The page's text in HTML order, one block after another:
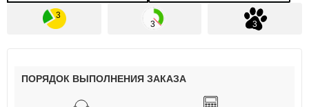
ПОРЯДОК ВЫПОЛНЕНИЯ ЗАКАЗА